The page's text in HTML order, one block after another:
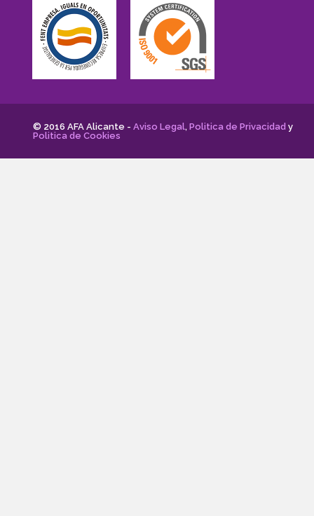
© 2016 AFA Alicante - Aviso Legal, Politica de Privacidad y
Politica de Cookies